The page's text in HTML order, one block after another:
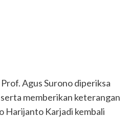
Agus Surono diperiksa
memberikan keterangan
Harijanto Karjadi kembali